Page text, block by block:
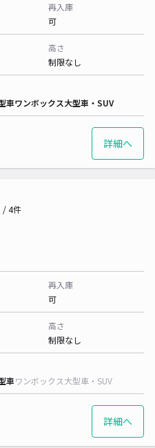
再入庫
可
高さ
制限なし
車ワンボックス大型車・SUV
詳細へ
/ 4件
再入庫
可
高さ
制限なし
車ワンボックス大型車・SUV
詳細へ